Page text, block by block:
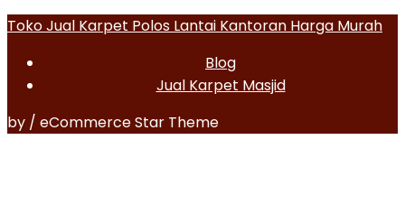
Toko Jual Karpet Polos Lantai Kantoran Harga Murah
Blog
Jual Karpet Masjid
by / eCommerce Star Theme